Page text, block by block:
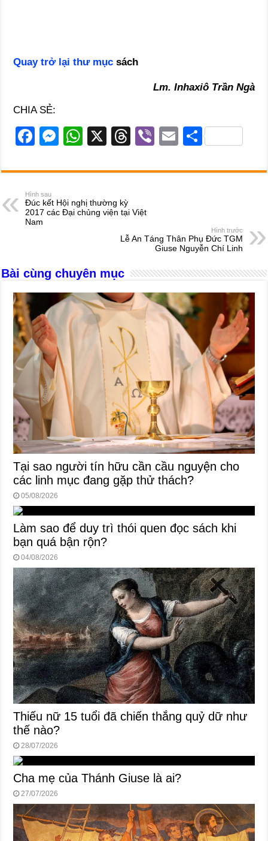
Quay trở lại thư mục sách
Lm. Inhaxiô Trần Ngà
CHIA SẺ:
F
c
e
b
o
k
M
ss
n
W
at
A
X
T
e
d
s
Vi
er
E
ail
S
ar
Hình sau
Đúc kết Hội nghị thường kỳ
2017 các Đại chủng viện tại Việt
Nam
Hình trước
Lễ An Táng Thân Phụ Đức TGM
Giuse Nguyễn Chí Linh
Bài cùng chuyên mục
Tại sao người tín hữu cần cầu nguyện cho
các linh mục đang gặp thử thách?
05/08/2026
Làm sao để duy trì thói quen đọc sách khi
bạn quá bận rộn?
04/08/2026
Thiếu nữ 15 tuổi đã chiến thắng quỷ dữ như
thế nào?
28/07/2026
Cha mẹ của Thánh Giuse là ai?
27/07/2026